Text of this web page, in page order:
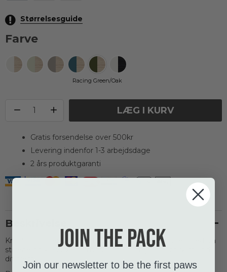
Størrelsesguide
Farve
Racing Green/Oak
LÆG I KURV
Gratis forsendelse over 500kr
Levering indenfor 1-3 arbejdsdage
2 års produktgaranti
Beskrivelse
Kronborg foderbaren fra DOG Copenhagen bringer med sin
stilrene og klassiske formgivning et strejf af nordisk stil ind i
dit hjem.
Join the pack
Join our newsletter to be the first paws